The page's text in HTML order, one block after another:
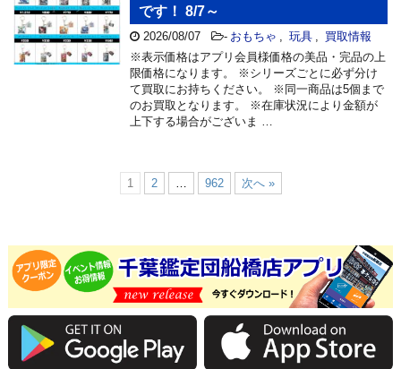
です！ 8/7～
2026/08/07 - おもちゃ , 玩具 , 買取情報
※表示価格はアプリ会員様価格の美品・完品の上
限価格になります。 ※シリーズごとに必ず分け
て買取にお持ちください。 ※同一商品は5個まで
のお買取となります。 ※在庫状況により金額が
上下する場合がございま …
1 2 … 962 次へ »